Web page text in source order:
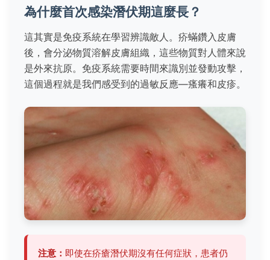
為什麼首次感染潛伏期這麼長？
這其實是免疫系統在學習辨識敵人。疥蟎鑽入皮膚
後，會分泌物質溶解皮膚組織，這些物質對人體來說
是外來抗原。免疫系統需要時間來識別並發動攻擊，
這個過程就是我們感受到的過敏反應—瘙癢和皮疹。
注意： 即使在疥瘡潛伏期沒有任何症狀，患者仍